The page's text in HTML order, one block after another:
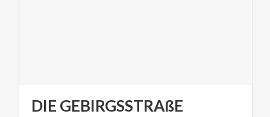
DIE GEBIRGSSTRAßE